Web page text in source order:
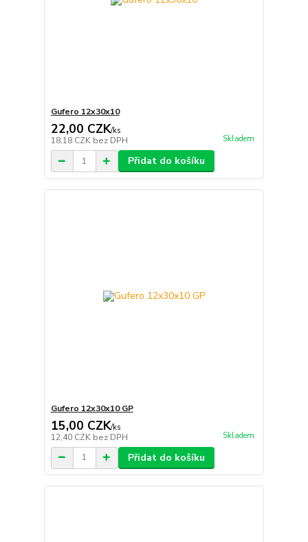
Gufero 12x30x10
22,00 CZK/ks
18,18 CZK bez DPH Skladem
Přidat do košíku
Gufero 12x30x10 GP
15,00 CZK/ks
12,40 CZK bez DPH Skladem
Přidat do košíku